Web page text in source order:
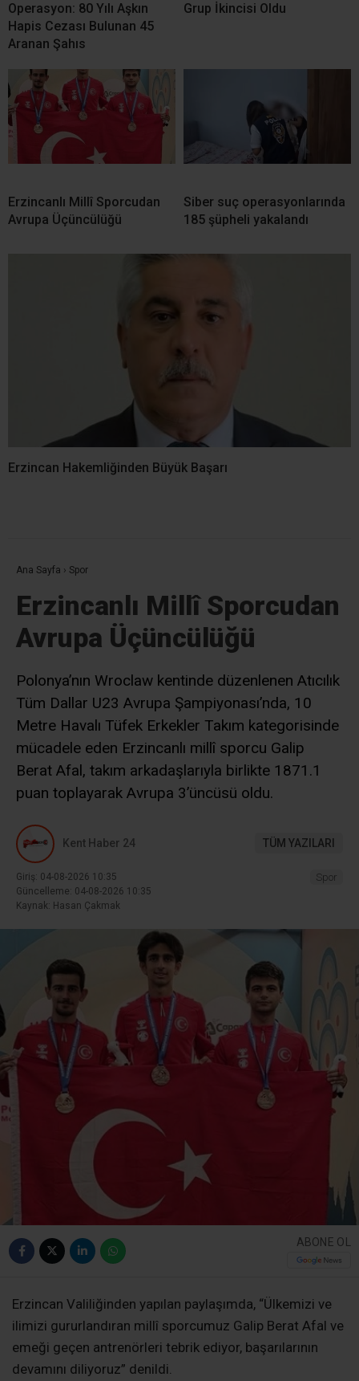
Operasyon: 80 Yılı Aşkın
Hapis Cezası Bulunan 45
Aranan Şahıs
Grup İkincisi Oldu
Erzincanlı Millî Sporcudan
Avrupa Üçüncülüğü
Siber suç operasyonlarında
185 şüpheli yakalandı
Erzincan Hakemliğinden Büyük Başarı
Ana Sayfa › Spor
Erzincanlı Millî Sporcudan
Avrupa Üçüncülüğü
Polonya’nın Wroclaw kentinde düzenlenen Atıcılık
Tüm Dallar U23 Avrupa Şampiyonası’nda, 10
Metre Havalı Tüfek Erkekler Takım kategorisinde
mücadele eden Erzincanlı millî sporcu Galip
Berat Afal, takım arkadaşlarıyla birlikte 1871.1
puan toplayarak Avrupa 3’üncüsü oldu.
Kent Haber 24 TÜM YAZILARI
Giriş: 04-08-2026 10:35
Güncelleme: 04-08-2026 10:35
Kaynak: Hasan Çakmak
Spor
ABONE OL
Erzincan Valiliğinden yapılan paylaşımda, “Ülkemizi ve
ilimizi gururlandıran millî sporcumuz Galip Berat Afal ve
emeği geçen antrenörleri tebrik ediyor, başarılarının
devamını diliyoruz” denildi.